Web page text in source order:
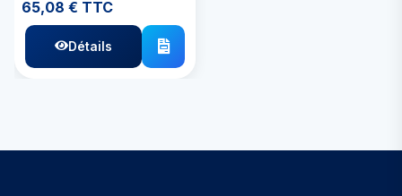
65,08 € TTC
Détails